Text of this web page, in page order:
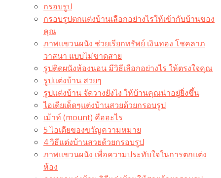
กรอบรูป
กรอบรูปตกแต่งบ้านเลือกอย่างไรให้เข้ากับบ้านของ
คุณ
ภาพแขวนผนัง ช่วยเรียกทรัพย์ เงินทอง โชคลาภ
วาสนา แบบไม่ขาดสาย
รูปติดผนังห้องนอน มีวิธีเลือกอย่างไร ให้ตรงใจคุณ
รูปแต่งบ้าน สวยๆ
รูปแต่งบ้าน จัดวางยังไง ให้บ้านคุณน่าอยู่ยิ่งขึ้น
ไอเดียเด็ดๆแต่งบ้านสวยด้วยกรอบรูป
เม้าท์ (mount) คืออะไร​
5 ไอเดียของขวัญความหมาย
4 วิธีแต่งบ้านสวยด้วยกรอบรูป
ภาพแขวนผนัง เพื่อความประทับใจในการตกแต่ง
ห้อง